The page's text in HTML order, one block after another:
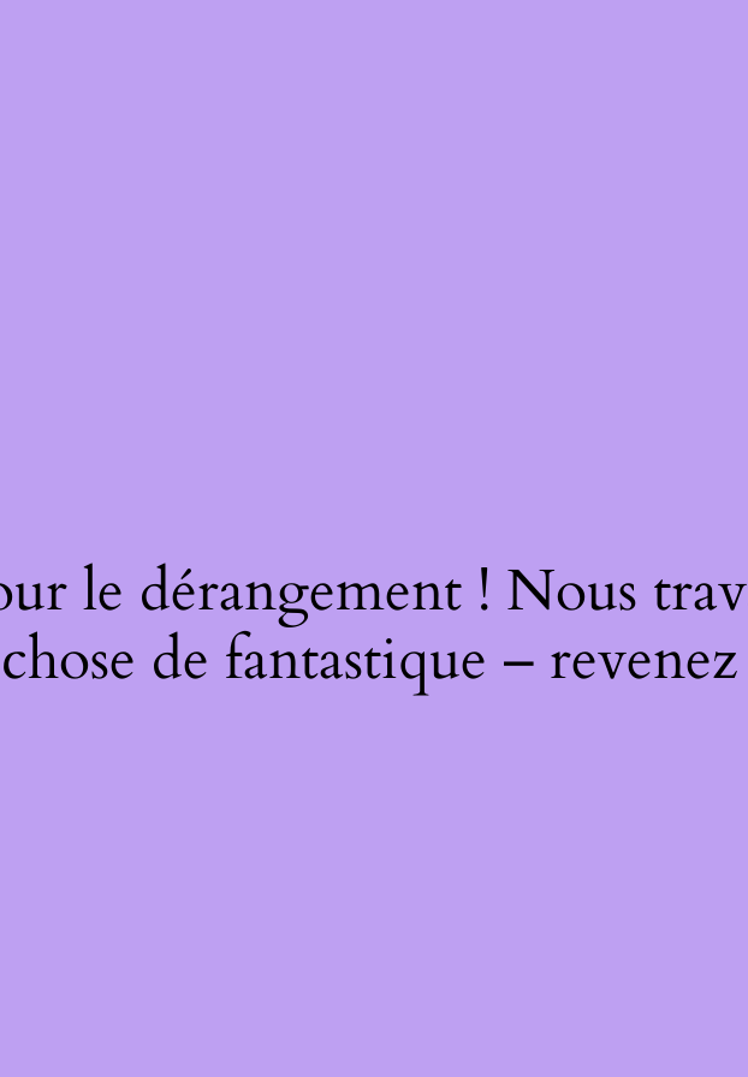
le dérangement ! Nous
chose de fantastique –